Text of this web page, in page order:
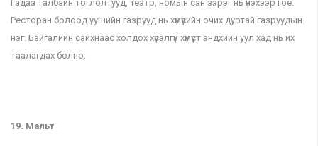
Гадаа талбайн тоглолтууд, театр, номын сан зэрэг нь үнэхээр гоё.
Ресторан болоод уушийн газрууд нь хүмүүсийн очих дуртай газруудын
нэг. Байгалийн сайхнаас холдох хүсэлгүй хүмүүст эндхийн уул хад нь их
таалагдах болно.
19. Мальт